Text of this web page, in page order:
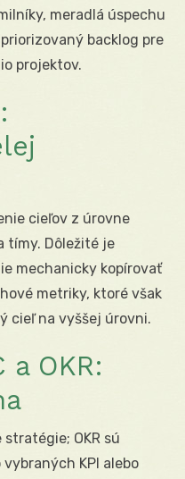
meradlá úspechu
backlog pre
projektov.
cieľov z úrovne
tímy. Dôležité je
mechanicky kopírovať
metriky, ktoré však
cieľ na vyššej úrovni.
a OKR:
stratégie; OKR sú
KPI alebo